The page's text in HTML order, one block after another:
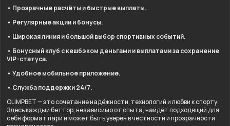
• Прозрачные расчёты и быстрые выплаты.
• Регулярные акции и бонусы.
• Широкая линия и большой выбор спортивных событий.
• Бонусный клуб с кешбэком деньгами и выплатами за сохранение
VIP-статуса.
• Удобное мобильное приложение.
• Служба поддержки 24/7.
OLIMPBET — это сочетание надёжности, технологий и любви к спорту.
Здесь каждый беттор, независимо от опыта, найдёт подходящий для
себя формат пари и может быть уверен в честности и прозрачности